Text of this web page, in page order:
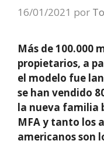
16/01/2021 por
Más de 100.000
propietarios, a
el modelo fue
se han vendido
la nueva familia
MFA y tanto los
americanos son